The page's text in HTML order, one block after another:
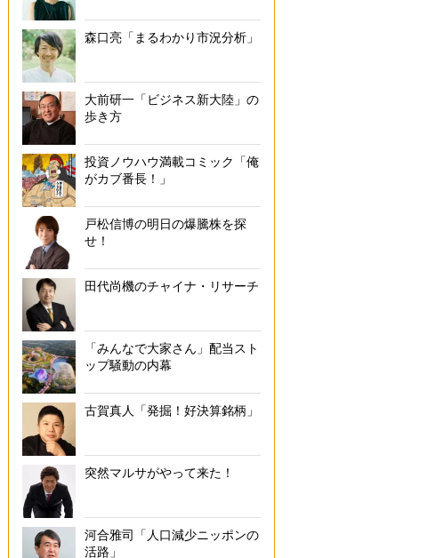
森口亮「まるわかり市況分析」
大前研一「ビジネス新大陸」の
歩き方
投資ノウハウ満載コミック「俺
がカブ番長！」
戸松信博の明日の爆騰株を探
せ！
田代尚機のチャイナ・リサーチ
「みんなで大家さん」配当スト
ップ騒動の内幕
古賀真人「発掘！好決算銘柄」
突然マルサがやって来た！
河合雅司「人口減少ニッポンの
活路」